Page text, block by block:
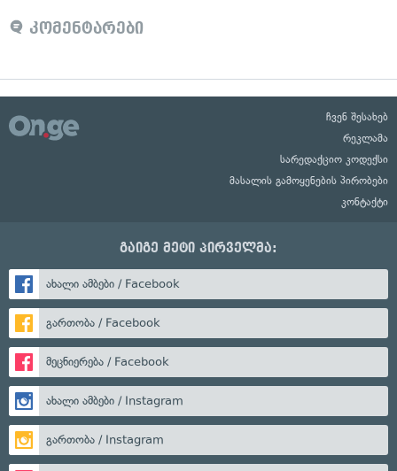
კომენტარები
ჩვენ შესახებ
რეკლამა
სარედაქციო კოდექსი
მასალის გამოყენების პირობები
კონტაქტი
გაიგე მეტი პირველმა:
ახალი ამბები / Facebook
გართობა / Facebook
მეცნიერება / Facebook
ახალი ამბები / Instagram
გართობა / Instagram